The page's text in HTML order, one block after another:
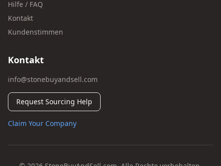
Hilfe / FAQ
Kontakt
Kundenstimmen
Kontakt
info@stonebuyandsell.com
Request Sourcing Help
Claim Your Company